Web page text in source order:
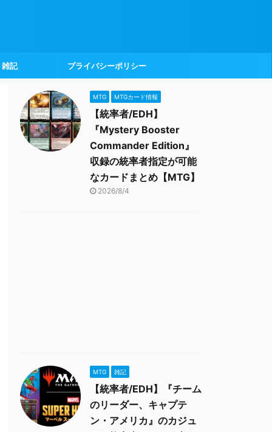
雑記 プライバシーポリシー
MTG MTGカード情報
【統率者/EDH】
『Mystery Booster
Commander Edition』
収録の統率者指定が可能
なカードまとめ【MTG】
2026/8/4
MTG 雑記
【統率者/EDH】『チーム
のリーダー、キャプテ
ン・アメリカ』のカジュ